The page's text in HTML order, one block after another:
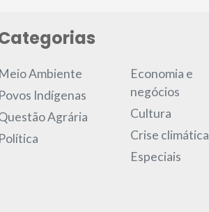
Meio Ambiente
Povos Indígenas
Agrária
Política
Economia e
negócios
Cultura
Crise climática
Especiais